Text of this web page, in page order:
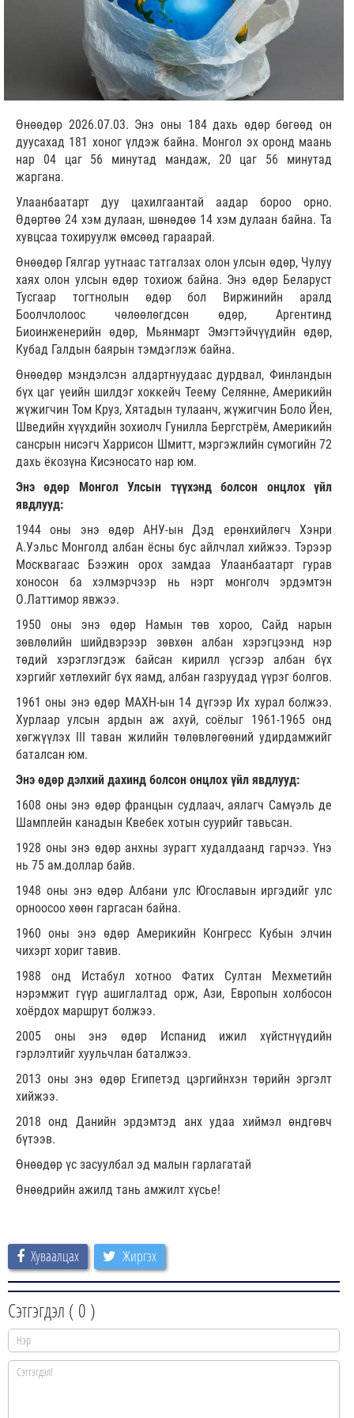
Өнөөдөр 2026.07.03. Энэ оны 184 дахь өдөр бөгөөд он
дуусахад 181 хоног үлдэж байна. Монгол эх оронд маань
нар 04 цаг 56 минутад мандаж, 20 цаг 56 минутад
жаргана.
Улаанбаатарт дуу цахилгаантай аадар бороо орно.
Өдөртөө 24 хэм дулаан, шөнөдөө 14 хэм дулаан байна. Та
хувцсаа тохируулж өмсөөд гараарай.
Өнөөдөр Гялгар уутнаас татгалзах олон улсын өдөр, Чулуу
хаях олон улсын өдөр тохиож байна. Энэ өдөр Беларуст
Тусгаар тогтнолын өдөр бол Виржинийн аралд
Боолчлолоос чөлөөлөгдсөн өдөр, Аргентинд
Биоинженерийн өдөр, Мьянмарт Эмэгтэйчүүдийн өдөр,
Кубад Галдын баярын тэмдэглэж байна.
Өнөөдөр мэндэлсэн алдартнуудаас дурдвал, Финландын
бүх цаг үеийн шилдэг хоккейч Теему Селянне, Америкийн
жүжигчин Том Круз, Хятадын тулаанч, жүжигчин Боло Йен,
Шведийн хүүхдийн зохиолч Гунилла Бергстрём, Америкийн
сансрын нисэгч Харрисон Шмитт, мэргэжлийн сүмогийн 72
дахь ёкозүна Кисэносато нар юм.
Энэ өдөр Монгол Улсын түүхэнд болсон онцлох үйл
явдлууд:
1944 оны энэ өдөр АНУ-ын Дэд ерөнхийлөгч Хэнри
А.Уэльс Монголд албан ёсны бус айлчлал хийжээ. Тэрээр
Москвагаас Бээжин орох замдаа Улаанбаатарт гурав
хоносон ба хэлмэрчээр нь нэрт монголч эрдэмтэн
О.Латтимор явжээ.
1950 оны энэ өдөр Намын төв хороо, Сайд нарын
зөвлөлийн шийдвэрээр зөвхөн албан хэрэгцээнд нэр
төдий хэрэглэгдэж байсан кирилл үсгээр албан бүх
хэргийг хөтлөхийг бүх яамд, албан газруудад үүрэг болгов.
1961 оны энэ өдөр МАХН-ын 14 дүгээр Их хурал болжээ.
Хурлаар улсын ардын аж ахуй, соёлыг 1961-1965 онд
хөгжүүлэх III таван жилийн төлөвлөгөөний удирдамжийг
баталсан юм.
Энэ өдөр дэлхий дахинд болсон онцлох үйл явдлууд:
1608 оны энэ өдөр францын судлаач, аялагч Самүэль де
Шамплейн канадын Квебек хотын суурийг тавьсан.
1928 оны энэ өдөр анхны зурагт худалдаанд гарчээ. Үнэ
нь 75 ам.доллар байв.
1948 оны энэ өдөр Албани улс Югославын иргэдийг улс
орноосоо хөөн гаргасан байна.
1960 оны энэ өдөр Америкийн Конгресс Кубын элчин
чихэрт хориг тавив.
1988 онд Истабул хотноо Фатих Султан Мехметийн
нэрэмжит гүүр ашиглалтад орж, Ази, Европын холбосон
хоёрдох маршрут болжээ.
2005 оны энэ өдөр Испанид ижил хүйстнүүдийн
гэрлэлтийг хуульчлан баталжээ.
2013 оны энэ өдөр Египетэд цэргийнхэн төрийн эргэлт
хийжээ.
2018 онд Данийн эрдэмтэд анх удаа хиймэл өндгөвч
бүтээв.
Өнөөдөр үс засуулбал эд малын гарлагатай
Өнөөдрийн ажилд тань амжилт хүсье!
Хуваалцах Жиргэх
Сэтгэгдэл ( 0 )